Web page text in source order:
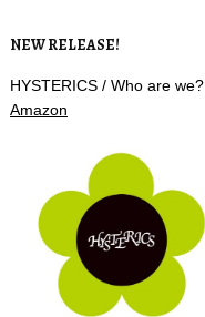
NEW RELEASE!
HYSTERICS / Who are we?
Amazon